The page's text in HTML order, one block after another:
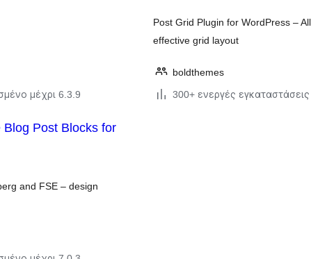
μέχρι 6.3.9
Post Grid Plugin for WordPress –
effective grid layout
boldthemes
300+ ενεργές εγκαταστάσεις
and FSE – design